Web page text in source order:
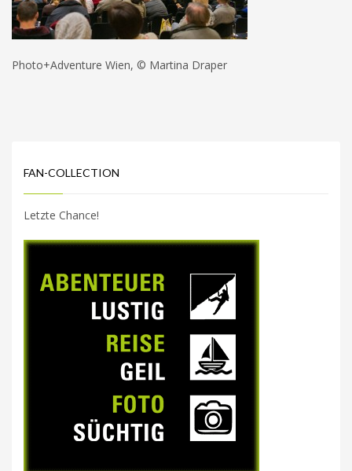
Photo+Adventure Wien, © Martina Draper
FAN-COLLECTION
Letzte Chance!